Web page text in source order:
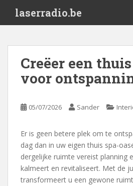
i
laserradio.be
Creëer een
voor
05/07/2026 Sander
Er is geen betere plek om te
dag dan in uw eigen thuis spa-
dergelijke ruimte vereist planning
kalmeert en revitaliseert. Met de
transformeert u een gewone